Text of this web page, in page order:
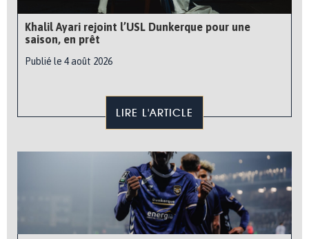
Khalil Ayari rejoint l’USL Dunkerque pour une
saison, en prêt
Publié le 4 août 2026
LIRE L'ARTICLE